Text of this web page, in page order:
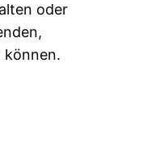
oder
können.